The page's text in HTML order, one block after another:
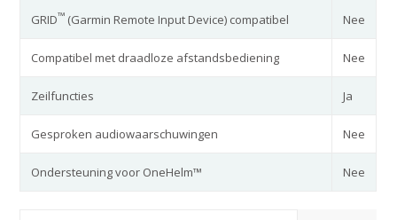
GRID™ (Garmin Remote Input Device) compatibel Nee
Compatibel met draadloze afstandsbediening Nee
Zeilfuncties Ja
Gesproken audiowaarschuwingen Nee
Ondersteuning voor OneHelm™ Nee